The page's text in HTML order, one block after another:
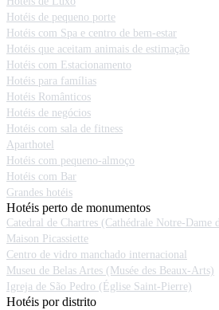
Hotéis de pequeno porte
Hotéis com Spa e centro de bem-estar
Hotéis que aceitam animais de estimação
Hotéis com Estacionamento
Hotéis para famílias
Hotéis Românticos
Hotéis de negócios
Hotéis com sala de fitness
Aparthotel
Hotéis com pequeno-almoço
Hotéis com Bar
Grandes hotéis
Hotéis perto de monumentos
Catedral de Chartres (Cathédrale Notre-Dame
Maison Picassiette
Centro de vidro manchado internacional
Museu de Belas Artes (Musée des Beaux-Arts)
Igreja de São Pedro (Église Saint-Pierre)
Hotéis por distrito